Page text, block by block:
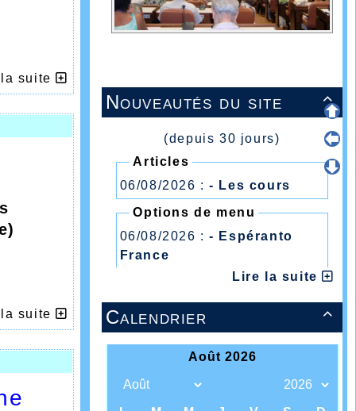
la suite
la suite

Nouveautés du site
(depuis 30 jours)
Articles
06/08/2026 :- Les cours
Options de menu
06/08/2026 :- Espéranto
France
Lire la suite

Calendrier